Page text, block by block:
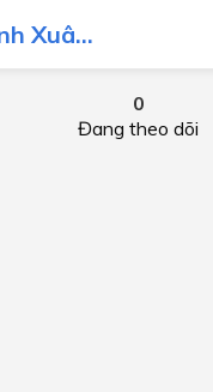
Xuâ...
0
Đang theo dõi